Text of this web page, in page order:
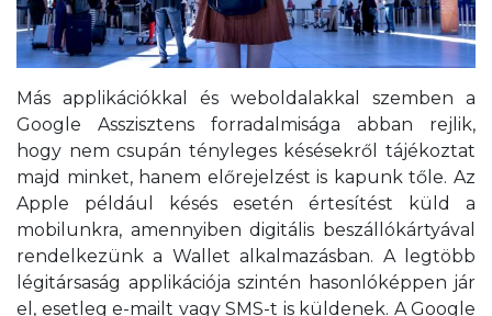
Más applikációkkal és weboldalakkal szemben a
Google Asszisztens forradalmisága abban rejlik,
hogy nem csupán tényleges késésekről tájékoztat
majd minket, hanem előrejelzést is kapunk tőle. Az
Apple például késés esetén értesítést küld a
mobilunkra, amennyiben digitális beszállókártyával
rendelkezünk a Wallet alkalmazásban. A legtöbb
légitársaság applikációja szintén hasonlóképpen jár
el, esetleg e-mailt vagy SMS-t is küldenek. A Google